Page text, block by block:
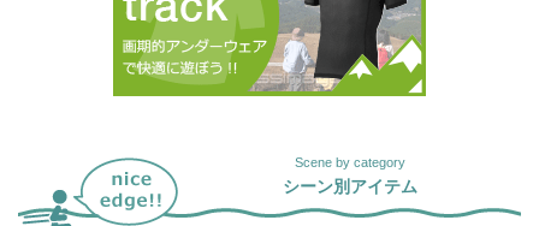
Scene by category
シーン別アイテム